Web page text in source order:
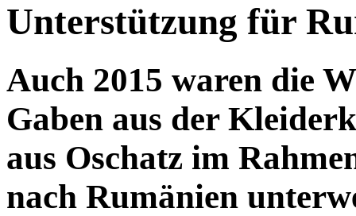
Unterstützung für
Auch 2015 waren die
Gaben aus der
aus Oschatz im
nach Rumänien